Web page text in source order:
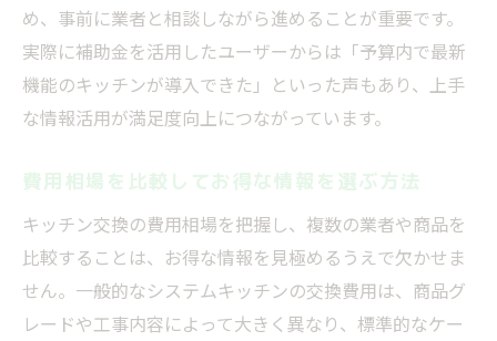
め、事前に業者と相談しながら進めることが重要です。
実際に補助金を活用したユーザーからは「予算内で最新
機能のキッチンが導入できた」といった声もあり、上手
な情報活用が満足度向上につながっています。
費用相場を比較してお得な情報を選ぶ方法
キッチン交換の費用相場を把握し、複数の業者や商品を
比較することは、お得な情報を見極めるうえで欠かせま
せん。一般的なシステムキッチンの交換費用は、商品グ
レードや工事内容によって大きく異なり、標準的なケー